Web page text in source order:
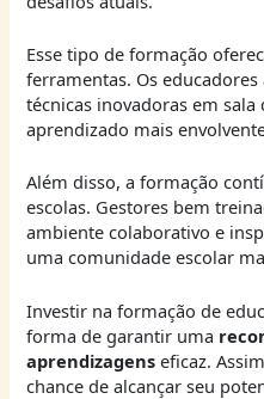
Esse tipo de formação
ferramentas. Os
técnicas inovadoras em
aprendizado mais
Além disso, a formação
escolas. Gestores bem
ambiente colaborativo e
uma comunidade escolar
Investir na formação de
forma de garantir uma
aprendizagens eficaz.
chance de alcançar seu